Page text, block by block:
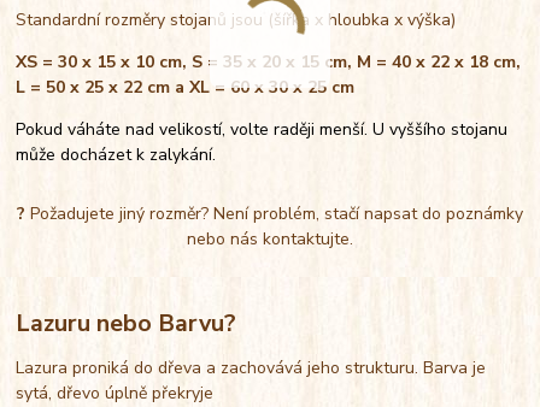
Standardní rozměry stojanů jsou (šířka x hloubka x výška)
XS = 30 x 15 x 10 cm, S = 35 x 20 x 15 cm, M = 40 x 22 x 18 cm,
L = 50 x 25 x 22 cm a XL = 60 x 30 x 25 cm
Pokud váháte nad velikostí, volte raději menší. U vyššího stojanu
může docházet k zalykání.
? Požadujete jiný rozměr? Není problém, stačí napsat do poznámky
nebo nás kontaktujte.
Lazuru nebo Barvu?
Lazura proniká do dřeva a zachovává jeho strukturu. Barva je
sytá, dřevo úplně překryje